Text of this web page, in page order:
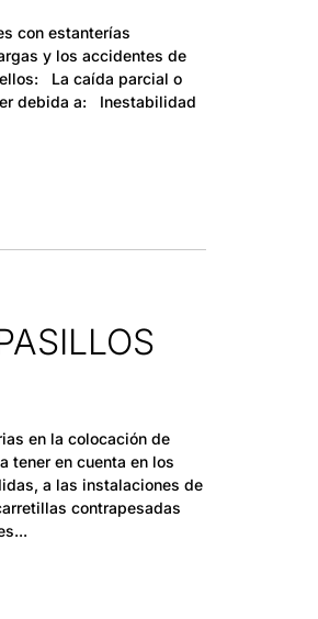
con estanterías
y los accidentes de
La caída parcial o
debida a: Inestabilidad
en la colocación de
tener en cuenta en los
a las instalaciones de
contrapesadas